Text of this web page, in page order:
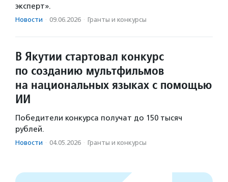
эксперт».
Новости · 09.06.2026 · Гранты и конкурсы
В Якутии стартовал конкурс
по созданию мультфильмов
на национальных языках с помощью
ИИ
Победители конкурса получат до 150 тысяч
рублей.
Новости · 04.05.2026 · Гранты и конкурсы